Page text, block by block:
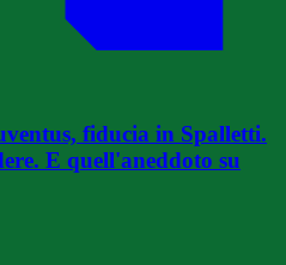
fiducia in Spalletti.
E quell'aneddoto su